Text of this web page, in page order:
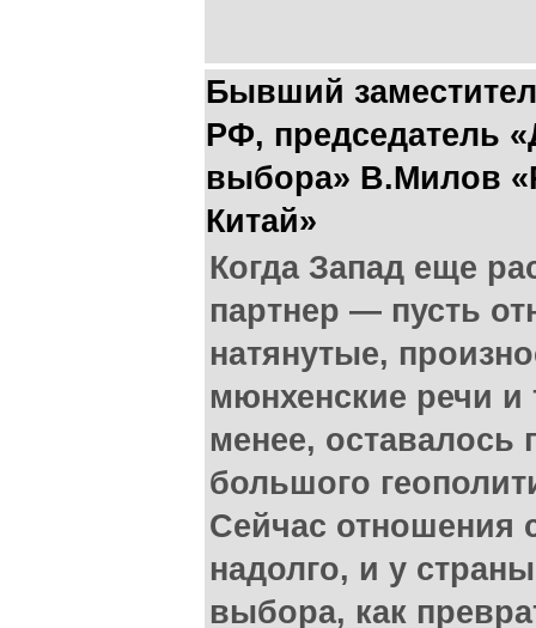
Бывший
РФ, председатель
выбора» В.Милов
Китай»
Когда Запад еще
партнер — пусть
натянутые,
мюнхенские речи
менее, оставалось
большого
Сейчас отношения
надолго, и у
выбора, как